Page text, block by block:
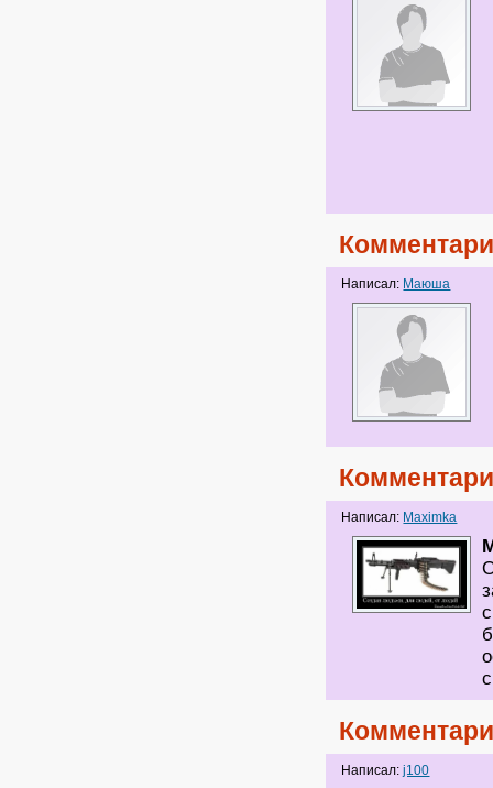
Написал: Маюша
Написал: Maximka
Написал:j100